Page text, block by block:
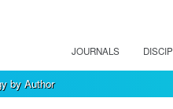
JOURNALS
by Author